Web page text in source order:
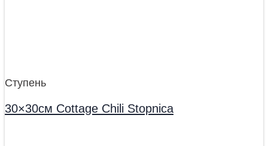
Ступень
30×30см Cottage Chili Stopnica